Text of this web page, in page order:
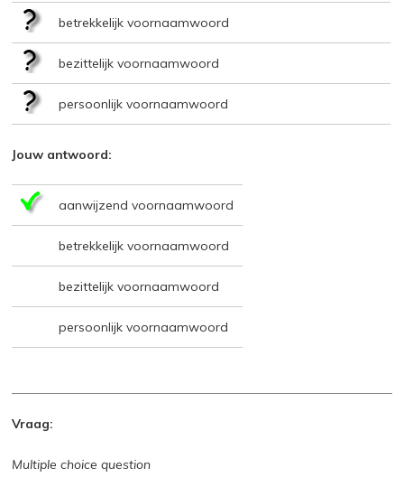
betrekkelijk voornaamwoord
bezittelijk voornaamwoord
persoonlijk voornaamwoord
Jouw antwoord:
aanwijzend voornaamwoord
betrekkelijk voornaamwoord
bezittelijk voornaamwoord
persoonlijk voornaamwoord
Vraag:
Multiple choice question